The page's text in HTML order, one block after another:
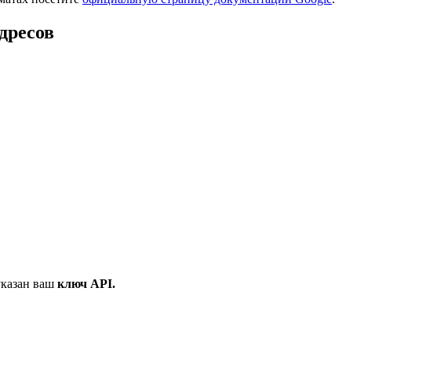
ваш ключ API.